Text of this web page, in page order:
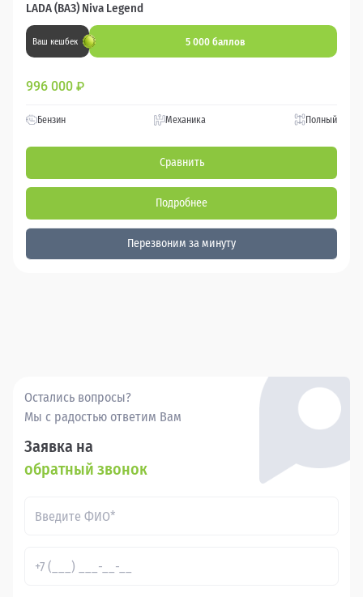
LADA (ВАЗ) Niva Legend
Ваш кешбек 5 000 баллов
996 000 ₽
Бензин Механика Полный
Сравнить
Подробнее
Перезвоним за минуту
Остались вопросы?
Мы с радостью ответим Вам
Заявка на
обратный звонок